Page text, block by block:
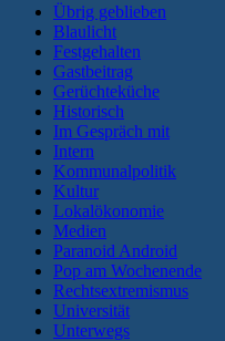
Übrig geblieben
Blaulicht
Festgehalten
Gastbeitrag
Gerüchteküche
Historisch
Im Gespräch mit
Intern
Kommunalpolitik
Kultur
Lokalökonomie
Medien
Paranoid Android
Pop am Wochenende
Rechtsextremismus
Universität
Unterwegs